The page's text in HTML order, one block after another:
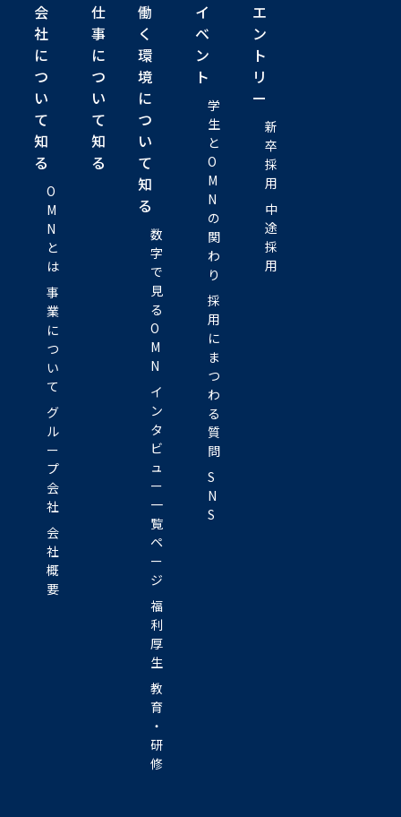
会
社
に
つ
い
て
知
る
O
M
N
と
は
事
業
に
つ
い
て
グ
ル
ー
プ
会
社
会
社
概
要
仕
事
に
つ
い
て
知
る
働
く
環
境
に
つ
い
て
知
る
数
字
で
見
る
O
M
N
イ
ン
タ
ビ
ュ
ー
一
覧
ペ
ー
ジ
福
利
厚
生
教
育
・
研
修
イ
ベ
ン
ト
学
生
と
O
M
N
の
関
わ
り
採
用
に
ま
つ
わ
る
質
問
S
N
S
エ
ン
ト
リ
ー
新
卒
採
用
中
途
採
用